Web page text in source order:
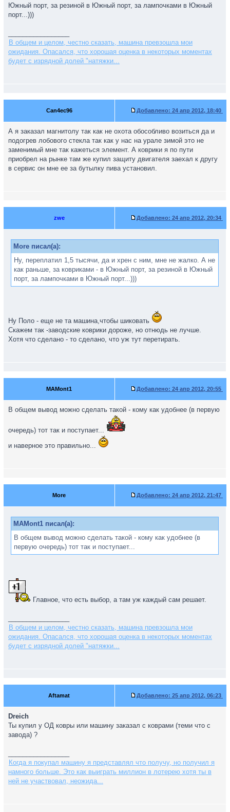
Южный порт, за резиной в Южный порт, за лампочками в Южный
порт...)))
В общем и целом, честно сказать, машина превзошла мои
ожидания. Опасался, что хорошая оценка в некоторых моментах
будет с изрядной долей "натяжки...
Can4ec96 Добавлено: 24 апр 2012, 18:40
А я заказал магнитолу так как не охота обособливо возиться да и
подогрев лобового стекла так как у нас на урале зимой это не
заменимый мне так кажеться элемент. А коврики я по пути
приобрел на рынке там же купил защиту двигателя заехал к другу
в сервис он мне ее за бутылку пива установил.
zwe Добавлено: 24 апр 2012, 20:34
More писал(а):
Ну, переплатил 1,5 тысячи, да и хрен с ним, мне не жалко. А не
как раньше, за ковриками - в Южный порт, за резиной в Южный
порт, за лампочками в Южный порт...)))
Ну Поло - еще не та машина,чтобы шиковать
Скажем так -заводские коврики дороже, но отнюдь не лучше.
Хотя что сделано - то сделано, что уж тут перетирать.
MAMont1 Добавлено: 24 апр 2012, 20:55
В общем вывод можно сделать такой - кому как удобнее (в первую
очередь) тот так и поступает...
и наверное это правильно...
More Добавлено: 24 апр 2012, 21:47
MAMont1 писал(а):
В общем вывод можно сделать такой - кому как удобнее (в
первую очередь) тот так и поступает...
Главное, что есть выбор, а там уж каждый сам решает.
В общем и целом, честно сказать, машина превзошла мои
ожидания. Опасался, что хорошая оценка в некоторых моментах
будет с изрядной долей "натяжки...
Aftamat Добавлено: 25 апр 2012, 06:23
Dreich
Ты купил у ОД ковры или машину заказал с коврами (теми что с
завода) ?
Когда я покупал машину я представлял что получу, но получил я
намного больше. Это как выиграть миллион в лотерею хотя ты в
ней не участвовал, неожида...